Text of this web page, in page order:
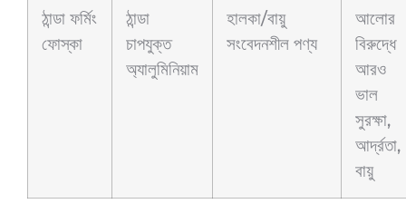
ঠান্ডা ফর্মিং
ফোস্কা
ঠান্ডা
চাপযুক্ত
অ্যালুমিনিয়াম
হালকা/বায়ু
সংবেদনশীল পণ্য
আলোর
বিরুদ্ধে
আরও
ভাল
সুরক্ষা,
আর্দ্রতা,
বায়ু